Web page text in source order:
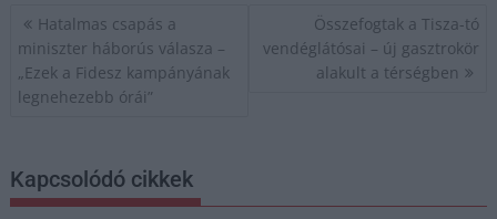
Bejegyzés
navigáció
Hatalmas csapás a
miniszter háborús válasza –
„Ezek a Fidesz kampányának
legnehezebb órái”
Összefogtak a Tisza-tó
vendéglátósai – új gasztrokör
alakult a térségben
Kapcsolódó cikkek